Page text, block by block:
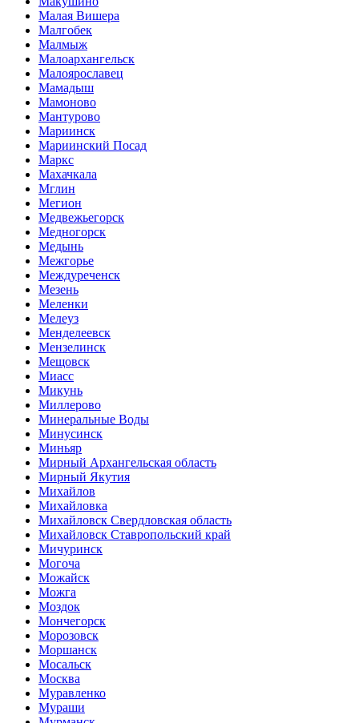
Малая Вишера
Малгобек
Малмыж
Малоархангельск
Малоярославец
Мамадыш
Мамоново
Мантурово
Мариинск
Мариинский Посад
Маркс
Махачкала
Мглин
Мегион
Медвежьегорск
Медногорск
Медынь
Межгорье
Междуреченск
Мезень
Меленки
Мелеуз
Менделеевск
Мензелинск
Мещовск
Миасс
Микунь
Миллерово
Минеральные Воды
Минусинск
Миньяр
Мирный Архангельская область
Мирный Якутия
Михайлов
Михайловка
Михайловск Свердловская область
Михайловск Ставропольский край
Мичуринск
Могоча
Можайск
Можга
Моздок
Мончегорск
Морозовск
Моршанск
Мосальск
Москва
Муравленко
Мураши